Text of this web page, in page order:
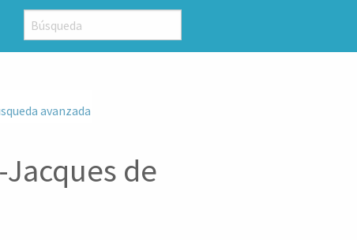
avanzada
de